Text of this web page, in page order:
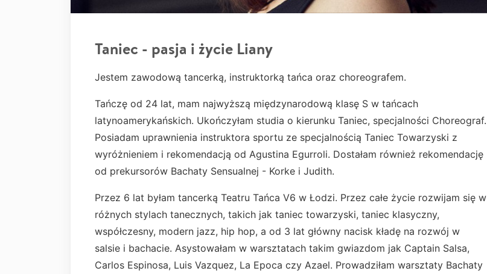
Taniec - pasja i życie Liany
Jestem zawodową tancerką, instruktorką tańca oraz choreografem.
Tańczę od 24 lat, mam najwyższą międzynarodową klasę S w tańcach
latynoamerykańskich. Ukończyłam studia o kierunku Taniec, specjalności Choreograf.
Posiadam uprawnienia instruktora sportu ze specjalnością Taniec Towarzyski z
wyróżnieniem i rekomendacją od Agustina Egurroli. Dostałam również rekomendację
od prekursorów Bachaty Sensualnej - Korke i Judith.
Przez 6 lat byłam tancerką Teatru Tańca V6 w Łodzi. Przez całe życie rozwijam się w
różnych stylach tanecznych, takich jak taniec towarzyski, taniec klasyczny,
współczesny, modern jazz, hip hop, a od 3 lat główny nacisk kładę na rozwój w
salsie i bachacie. Asystowałam w warsztatach takim gwiazdom jak Captain Salsa,
Carlos Espinosa, Luis Vazquez, La Epoca czy Azael. Prowadziłam warsztaty Bachaty